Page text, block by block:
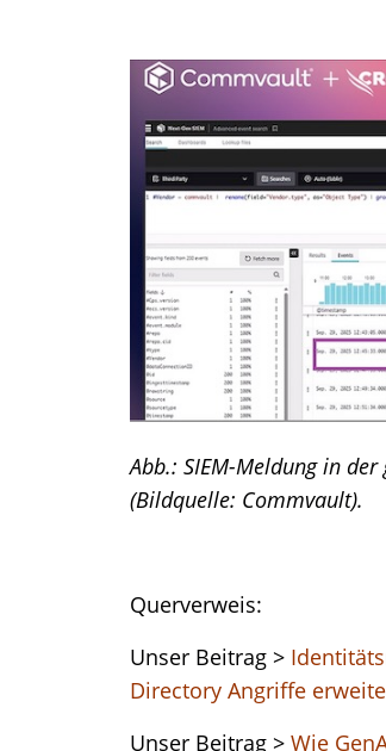
Abb.: SIEM-Meldung in
(Bildquelle: Commvault).
Querverweis:
Unser Beitrag >
Directory Angriffe
Unser Beitrag > Wie